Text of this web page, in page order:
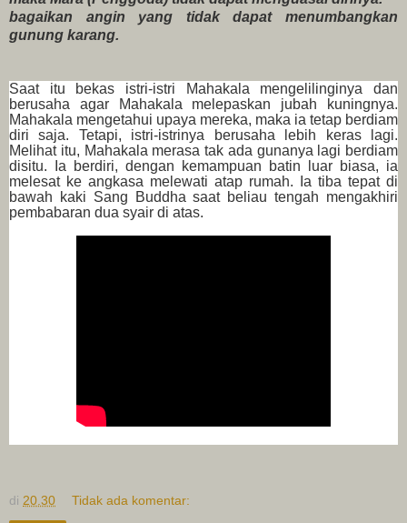
bagaikan angin yang tidak dapat menumbangkan
gunung karang.
Saat itu bekas istri-istri Mahakala mengelilinginya dan
berusaha agar Mahakala melepaskan jubah kuningnya.
Mahakala mengetahui upaya mereka, maka ia tetap berdiam
diri saja. Tetapi, istri-istrinya berusaha lebih keras lagi.
Melihat itu, Mahakala merasa tak ada gunanya lagi berdiam
disitu. Ia berdiri, dengan kemampuan batin luar biasa, ia
melesat ke angkasa melewati atap rumah. Ia tiba tepat di
bawah kaki Sang Buddha saat beliau tengah mengakhiri
pembabaran dua syair di atas.
di 20.30 Tidak ada komentar: